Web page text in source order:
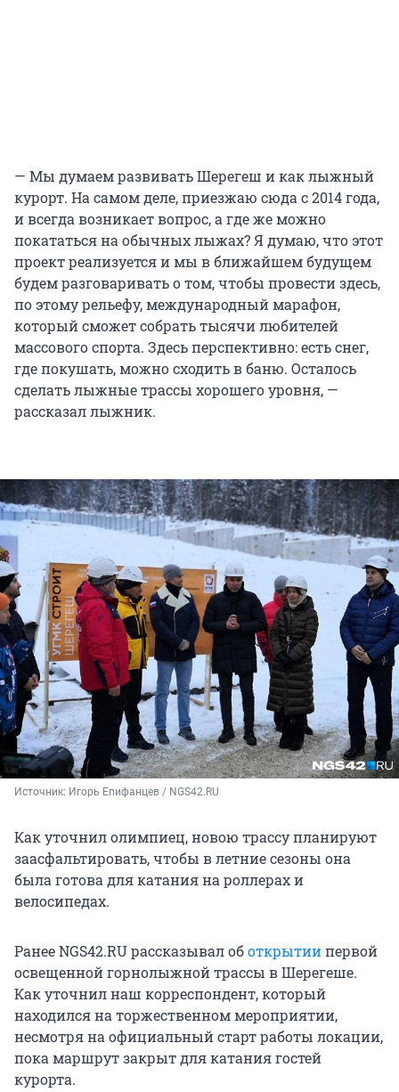
— Мы думаем развивать Шерегеш и как лыжный
курорт. На самом деле, приезжаю сюда с 2014 года,
и всегда возникает вопрос, а где же можно
покататься на обычных лыжах? Я думаю, что этот
проект реализуется и мы в ближайшем будущем
будем разговаривать о том, чтобы провести здесь,
по этому рельефу, международный марафон,
который сможет собрать тысячи любителей
массового спорта. Здесь перспективно: есть снег,
где покушать, можно сходить в баню. Осталось
сделать лыжные трассы хорошего уровня, —
рассказал лыжник.
Источник: Игорь Епифанцев / NGS42.RU
Как уточнил олимпиец, новою трассу планируют
заасфальтировать, чтобы в летние сезоны она
была готова для катания на роллерах и
велосипедах.
Ранее NGS42.RU рассказывал оботкрытиипервой
освещенной горнолыжной трассы в Шерегеше.
Как уточнил наш корреспондент, который
находился на торжественном мероприятии,
несмотря на официальный старт работы локации,
пока маршрут закрыт для катания гостей
курорта.